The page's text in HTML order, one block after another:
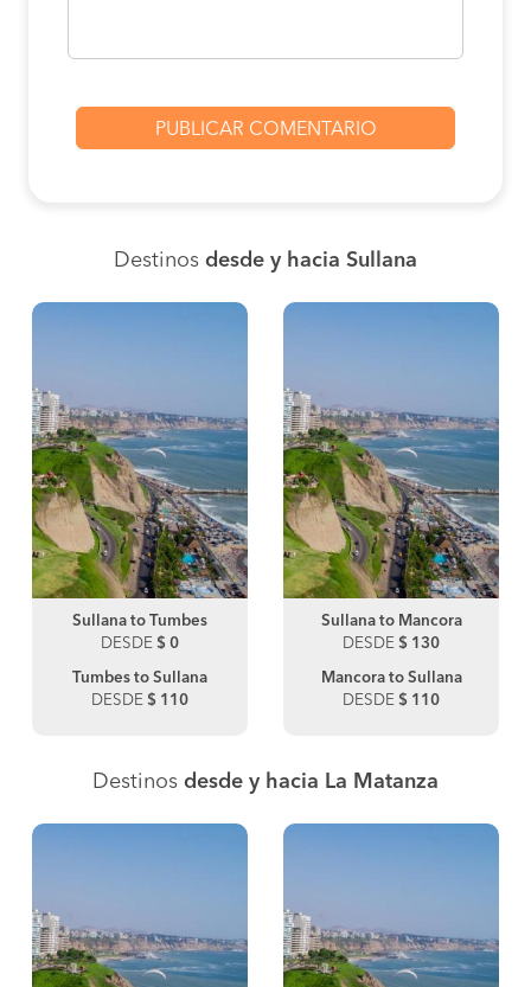
Destinos desde y hacia Sullana
Sullana to Tumbes
DESDE $ 0
Tumbes to Sullana
DESDE $ 110
Sullana to Mancora
DESDE $ 130
Mancora to Sullana
DESDE $ 110
Destinos desde y hacia La Matanza